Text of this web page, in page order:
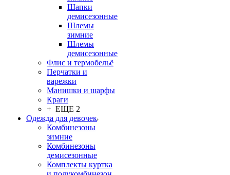
Шапки
демисезонные
Шлемы
зимние
Шлемы
демисезонные
Флис и термобельё
Перчатки и
варежки
Манишки и шарфы
Краги
+ ЕЩЕ 2
Одежда для девочек
Комбинезоны
зимние
Комбинезоны
демисезонные
Комплекты куртка